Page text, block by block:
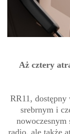
Aż cztery
RR11,
srebrnym i